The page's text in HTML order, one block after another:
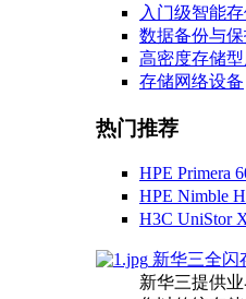
入门级智能
数据备份与保
高密度存储
存储网络设备
热门推荐
HPE Primera
HPE Nimble
H3C UniStor
新华三全闪
新华三提供